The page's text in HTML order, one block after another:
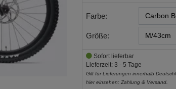
Farbe:
Größe:
Sofort lieferbar
Lieferzeit: 3 - 5 Tage
Gilt für Lieferungen innerhalb
hier einsehen:Zahlung & Versand.